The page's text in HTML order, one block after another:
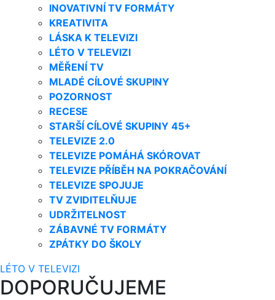
INOVATIVNÍ TV FORMÁTY
KREATIVITA
LÁSKA K TELEVIZI
LÉTO V TELEVIZI
MĚŘENÍ TV
MLADÉ CÍLOVÉ SKUPINY
POZORNOST
RECESE
STARŠÍ CÍLOVÉ SKUPINY 45+
TELEVIZE 2.0
TELEVIZE POMÁHÁ SKÓROVAT
TELEVIZE PŘÍBĚH NA POKRAČOVÁNÍ
TELEVIZE SPOJUJE
TV ZVIDITELŇUJE
UDRŽITELNOST
ZÁBAVNÉ TV FORMÁTY
ZPÁTKY DO ŠKOLY
LÉTO V TELEVIZI
DOPORUČUJEME